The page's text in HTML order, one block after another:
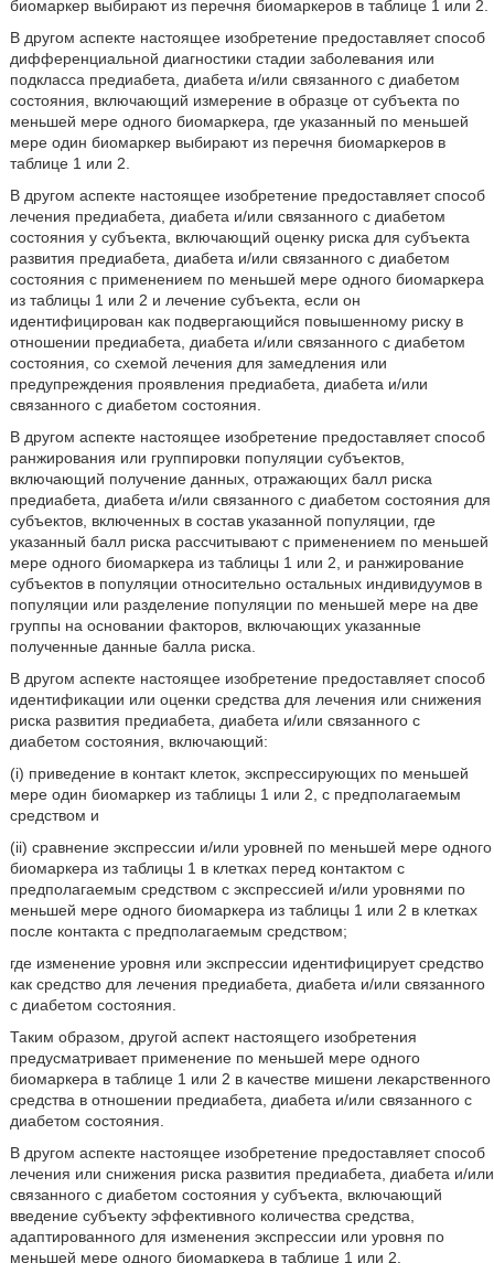
биомаркер выбирают из перечня биомаркеров в таблице 1 или 2.
В другом аспекте настоящее изобретение предоставляет способ
дифференциальной диагностики стадии заболевания или
подкласса предиабета, диабета и/или связанного с диабетом
состояния, включающий измерение в образце от субъекта по
меньшей мере одного биомаркера, где указанный по меньшей
мере один биомаркер выбирают из перечня биомаркеров в
таблице 1 или 2.
В другом аспекте настоящее изобретение предоставляет способ
лечения предиабета, диабета и/или связанного с диабетом
состояния у субъекта, включающий оценку риска для субъекта
развития предиабета, диабета и/или связанного с диабетом
состояния с применением по меньшей мере одного биомаркера
из таблицы 1 или 2 и лечение субъекта, если он
идентифицирован как подвергающийся повышенному риску в
отношении предиабета, диабета и/или связанного с диабетом
состояния, со схемой лечения для замедления или
предупреждения проявления предиабета, диабета и/или
связанного с диабетом состояния.
В другом аспекте настоящее изобретение предоставляет способ
ранжирования или группировки популяции субъектов,
включающий получение данных, отражающих балл риска
предиабета, диабета и/или связанного с диабетом состояния для
субъектов, включенных в состав указанной популяции, где
указанный балл риска рассчитывают с применением по меньшей
мере одного биомаркера из таблицы 1 или 2, и ранжирование
субъектов в популяции относительно остальных индивидуумов в
популяции или разделение популяции по меньшей мере на две
группы на основании факторов, включающих указанные
полученные данные балла риска.
В другом аспекте настоящее изобретение предоставляет способ
идентификации или оценки средства для лечения или снижения
риска развития предиабета, диабета и/или связанного с
диабетом состояния, включающий:
(i) приведение в контакт клеток, экспрессирующих по меньшей
мере один биомаркер из таблицы 1 или 2, с предполагаемым
средством и
(ii) сравнение экспрессии и/или уровней по меньшей мере одного
биомаркера из таблицы 1 в клетках перед контактом с
предполагаемым средством с экспрессией и/или уровнями по
меньшей мере одного биомаркера из таблицы 1 или 2 в клетках
после контакта с предполагаемым средством;
где изменение уровня или экспрессии идентифицирует средство
как средство для лечения предиабета, диабета и/или связанного
с диабетом состояния.
Таким образом, другой аспект настоящего изобретения
предусматривает применение по меньшей мере одного
биомаркера в таблице 1 или 2 в качестве мишени лекарственного
средства в отношении предиабета, диабета и/или связанного с
диабетом состояния.
В другом аспекте настоящее изобретение предоставляет способ
лечения или снижения риска развития предиабета, диабета и/или
связанного с диабетом состояния у субъекта, включающий
введение субъекту эффективного количества средства,
адаптированного для изменения экспрессии или уровня по
меньшей мере одного биомаркера в таблице 1 или 2.